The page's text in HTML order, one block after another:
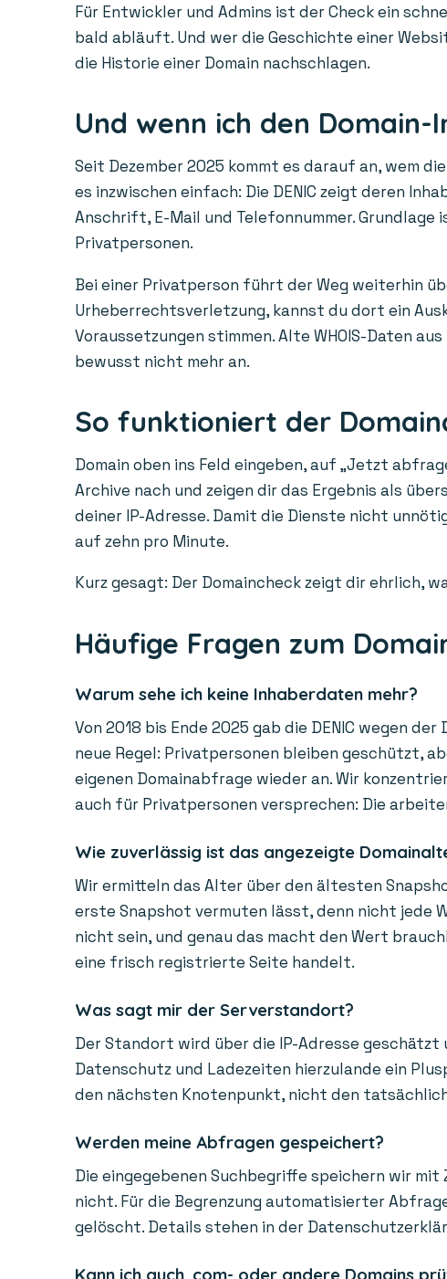
Für Entwickler und Admins ist der Check ein
bald abläuft. Und wer die Geschichte einer
die Historie einer Domain nachschlagen.
Und wenn ich den
Seit Dezember 2025 kommt es darauf an, wem
es inzwischen einfach: Die DENIC zeigt deren
Anschrift, E-Mail und Telefonnummer. Grundlage
Privatpersonen.
Bei einer Privatperson führt der Weg weiterhin
Urheberrechtsverletzung, kannst du dort ein
Voraussetzungen stimmen. Alte WHOIS-Daten
bewusst nicht mehr an.
So funktioniert der
Domain oben ins Feld eingeben, auf „Jetzt
Archive nach und zeigen dir das Ergebnis als
deiner IP-Adresse. Damit die Dienste nicht
auf zehn pro Minute.
Kurz gesagt: Der Domaincheck zeigt dir ehrlich,
Häufige Fragen zum
Warum sehe ich keine Inhaberdaten mehr?
Von 2018 bis Ende 2025 gab die DENIC wegen
neue Regel: Privatpersonen bleiben geschützt,
eigenen Domainabfrage wieder an. Wir
auch für Privatpersonen versprechen: Die
Wie zuverlässig ist das angezeigte
Wir ermitteln das Alter über den ältesten
erste Snapshot vermuten lässt, denn nicht jede
nicht sein, und genau das macht den Wert
eine frisch registrierte Seite handelt.
Was sagt mir der Serverstandort?
Der Standort wird über die IP-Adresse
Datenschutz und Ladezeiten hierzulande ein
den nächsten Knotenpunkt, nicht den
Werden meine Abfragen gespeichert?
Die eingegebenen Suchbegriffe speichern wir
nicht. Für die Begrenzung automatisierter
gelöscht. Details stehen in der